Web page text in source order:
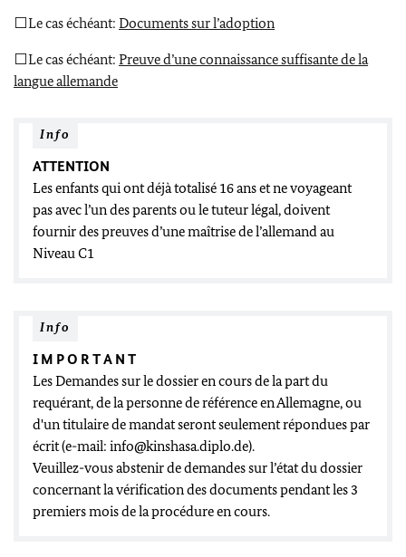
⬜Le cas échéant: Documents sur l’adoption
⬜Le cas échéant: Preuve d’une connaissance suffisante de la
langue allemande
Info
ATTENTION
Les enfants qui ont déjà totalisé 16 ans et ne voyageant
pas avec l’un des parents ou le tuteur légal, doivent
fournir des preuves d’une maîtrise de l’allemand au
Niveau C1
Info
I M P O R T A N T
Les Demandes sur le dossier en cours de la part du
requérant, de la personne de référence en Allemagne, ou
d'un titulaire de mandat seront seulement répondues par
écrit (e-mail: info@kinshasa.diplo.de).
Veuillez-vous abstenir de demandes sur l’état du dossier
concernant la vérification des documents pendant les 3
premiers mois de la procédure en cours.